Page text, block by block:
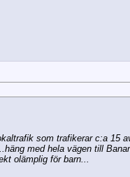
som trafikerar c:a 15
med hela vägen till
olämplig för barn...